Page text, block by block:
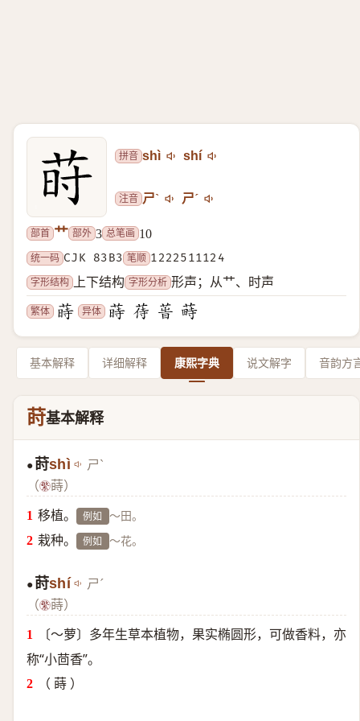
拼音 shì shí
注音 ㄕˋ ㄕˊ
部首 艹 部外 3 总笔画 10
统一码 CJK 83B3 笔顺 1222511124
字形结构
上下结构 字形分析 形声；从艹、时声
繁体 异体
基本解释 详细解释 康熙字典 说文解字 音韵方
莳基本解释
● 莳shì ㄕˋ
（
蒔）
移植。
例如 ～田。
栽种。 例如 ～花。
● 莳shí ㄕˊ
（
蒔）
〔～萝〕多年生草本植物，果实椭圆形，可做香料，亦
称“小茴香”。
（ 蒔 ）